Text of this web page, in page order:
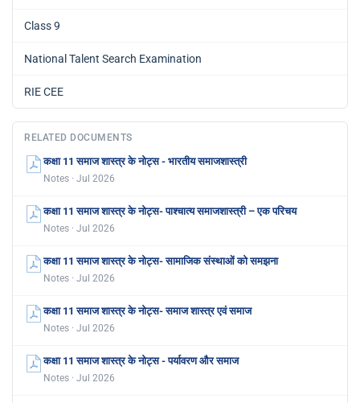
Class 9
National Talent Search Examination
RIE CEE
RELATED DOCUMENTS
कक्षा 11 समाज शास्त्र के नोट्स - भारतीय समाजशास्त्री
Notes · Jul 2026
कक्षा 11 समाज शास्त्र के नोट्स- पाश्चात्य समाजशास्त्री – एक परिचय
Notes · Jul 2026
कक्षा 11 समाज शास्त्र के नोट्स- सामाजिक संस्थाओं को समझना
Notes · Jul 2026
कक्षा 11 समाज शास्त्र के नोट्स- समाज शास्त्र एवं समाज
Notes · Jul 2026
कक्षा 11 समाज शास्त्र के नोट्स - पर्यावरण और समाज
Notes · Jul 2026